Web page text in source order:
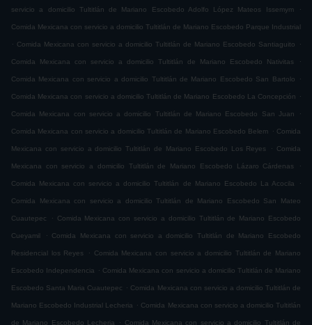
servicio a domicilio Tultitlán de Mariano Escobedo Adolfo López Mateos Issemym .
Comida Mexicana con servicio a domicilio Tultitlán de Mariano Escobedo Parque Industrial
. Comida Mexicana con servicio a domicilio Tultitlán de Mariano Escobedo Santiaguito .
Comida Mexicana con servicio a domicilio Tultitlán de Mariano Escobedo Nativitas .
Comida Mexicana con servicio a domicilio Tultitlán de Mariano Escobedo San Bartolo .
Comida Mexicana con servicio a domicilio Tultitlán de Mariano Escobedo La Concepción .
Comida Mexicana con servicio a domicilio Tultitlán de Mariano Escobedo San Juan .
Comida Mexicana con servicio a domicilio Tultitlán de Mariano Escobedo Belem . Comida
Mexicana con servicio a domicilio Tultitlán de Mariano Escobedo Los Reyes . Comida
Mexicana con servicio a domicilio Tultitlán de Mariano Escobedo Lázaro Cárdenas .
Comida Mexicana con servicio a domicilio Tultitlán de Mariano Escobedo La Acocila .
Comida Mexicana con servicio a domicilio Tultitlán de Mariano Escobedo San Mateo
Cuautepec . Comida Mexicana con servicio a domicilio Tultitlán de Mariano Escobedo
Cueyamil . Comida Mexicana con servicio a domicilio Tultitlán de Mariano Escobedo
Residencial los Reyes . Comida Mexicana con servicio a domicilio Tultitlán de Mariano
Escobedo Independencia . Comida Mexicana con servicio a domicilio Tultitlán de Mariano
Escobedo Santa Maria Cuautepec . Comida Mexicana con servicio a domicilio Tultitlán de
Mariano Escobedo Industrial Lecheria . Comida Mexicana con servicio a domicilio Tultitlán
de Mariano Escobedo Lecheria . Comida Mexicana con servicio a domicilio Tultitlán de